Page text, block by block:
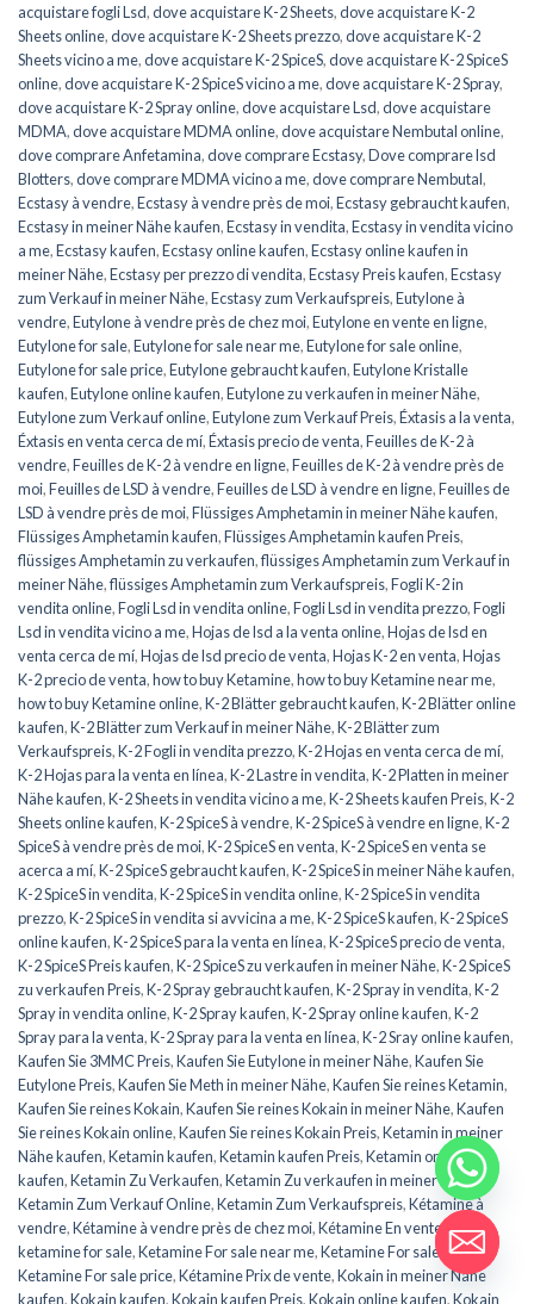
acquistare fogli Lsd,dove acquistare K-2 Sheets,dove acquistare K-2
Sheets online,dove acquistare K-2 Sheets prezzo,dove acquistare K-2
Sheets vicino a me,dove acquistare K-2 SpiceS,dove acquistare K-2 SpiceS
online,dove acquistare K-2 SpiceS vicino a me,dove acquistare K-2 Spray,
dove acquistare K-2 Spray online,dove acquistare Lsd,dove acquistare
MDMA,dove acquistare MDMA online,dove acquistare Nembutal online,
dove comprare Anfetamina,dove comprare Ecstasy,Dove comprare lsd
Blotters,dove comprare MDMA vicino a me,dove comprare Nembutal,
Ecstasy à vendre,Ecstasy à vendre près de moi,Ecstasy gebraucht kaufen,
Ecstasy in meiner Nähe kaufen,Ecstasy in vendita,Ecstasy in vendita vicino
a me,Ecstasy kaufen,Ecstasy online kaufen,Ecstasy online kaufen in
meiner Nähe,Ecstasy per prezzo di vendita,Ecstasy Preis kaufen,Ecstasy
zum Verkauf in meiner Nähe,Ecstasy zum Verkaufspreis,Eutylone à
vendre,Eutylone à vendre près de chez moi,Eutylone en vente en ligne,
Eutylone for sale,Eutylone for sale near me,Eutylone for sale online,
Eutylone for sale price,Eutylone gebraucht kaufen,Eutylone Kristalle
kaufen,Eutylone online kaufen,Eutylone zu verkaufen in meiner Nähe,
Eutylone zum Verkauf online,Eutylone zum Verkauf Preis,Éxtasis a la venta,
Éxtasis en venta cerca de mí,Éxtasis precio de venta,Feuilles de K-2 à
vendre,Feuilles de K-2 à vendre en ligne,Feuilles de K-2 à vendre près de
moi,Feuilles de LSD à vendre,Feuilles de LSD à vendre en ligne,Feuilles de
LSD à vendre près de moi,Flüssiges Amphetamin in meiner Nähe kaufen,
Flüssiges Amphetamin kaufen,Flüssiges Amphetamin kaufen Preis,
flüssiges Amphetamin zu verkaufen,flüssiges Amphetamin zum Verkauf in
meiner Nähe,flüssiges Amphetamin zum Verkaufspreis,Fogli K-2 in
vendita online,Fogli Lsd in vendita online,Fogli Lsd in vendita prezzo,Fogli
Lsd in vendita vicino a me,Hojas de lsd a la venta online,Hojas de lsd en
venta cerca de mí,Hojas de lsd precio de venta,Hojas K-2 en venta,Hojas
K-2 precio de venta,how to buy Ketamine,how to buy Ketamine near me,
how to buy Ketamine online,K-2 Blätter gebraucht kaufen,K-2 Blätter online
kaufen,K-2 Blätter zum Verkauf in meiner Nähe,K-2 Blätter zum
Verkaufspreis,K-2 Fogli in vendita prezzo,K-2 Hojas en venta cerca de mí,
K-2 Hojas para la venta en línea,K-2 Lastre in vendita,K-2 Platten in meiner
Nähe kaufen,K-2 Sheets in vendita vicino a me,K-2 Sheets kaufen Preis,K-2
Sheets online kaufen,K-2 SpiceS à vendre,K-2 SpiceS à vendre en ligne,K-2
SpiceS à vendre près de moi,K-2 SpiceS en venta,K-2 SpiceS en venta se
acerca a mí,K-2 SpiceS gebraucht kaufen,K-2 SpiceS in meiner Nähe kaufen,
K-2 SpiceS in vendita,K-2 SpiceS in vendita online,K-2 SpiceS in vendita
prezzo,K-2 SpiceS in vendita si avvicina a me,K-2 SpiceS kaufen,K-2 SpiceS
online kaufen,K-2 SpiceS para la venta en línea,K-2 SpiceS precio de venta,
K-2 SpiceS Preis kaufen,K-2 SpiceS zu verkaufen in meiner Nähe,K-2 SpiceS
zu verkaufen Preis,K-2 Spray gebraucht kaufen,K-2 Spray in vendita,K-2
Spray in vendita online,K-2 Spray kaufen,K-2 Spray online kaufen,K-2
Spray para la venta,K-2 Spray para la venta en línea,K-2 Sray online kaufen,
Kaufen Sie 3MMC Preis,Kaufen Sie Eutylone in meiner Nähe,Kaufen Sie
Eutylone Preis,Kaufen Sie Meth in meiner Nähe,Kaufen Sie reines Ketamin,
Kaufen Sie reines Kokain,Kaufen Sie reines Kokain in meiner Nähe,Kaufen
Sie reines Kokain online,Kaufen Sie reines Kokain Preis,Ketamin in meiner
Nähe kaufen,Ketamin kaufen,Ketamin kaufen Preis,Ketamin online
kaufen,Ketamin Zu Verkaufen,Ketamin Zu verkaufen in meiner Nähe,
Ketamin Zum Verkauf Online,Ketamin Zum Verkaufspreis,Kétamine à
vendre,Kétamine à vendre près de chez moi,Kétamine En vente en ligne,
ketamine for sale,Ketamine For sale near me,Ketamine For sale online,
Ketamine For sale price,Kétamine Prix de vente,Kokain in meiner Nähe
kaufen,Kokain kaufen,Kokain kaufen Preis,Kokain online kaufen,Kokain